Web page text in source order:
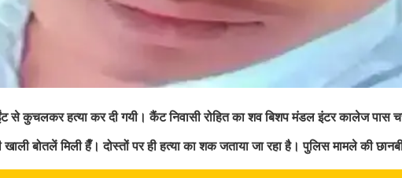
कुचलकर हत्या कर दी गयी। कैंट निवासी रोहित का शव बिशप मंडल इंटर कालेज पास
बोतलें मिली हैँ। दोस्तों पर ही हत्या का शक जताया जा रहा है। पुलिस मामले की